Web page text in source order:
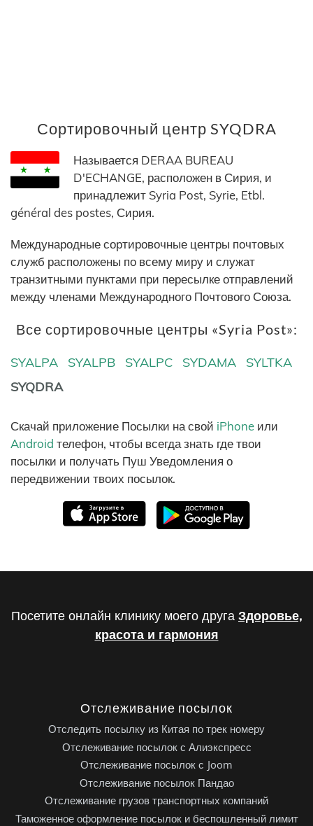
Сортировочный центр SYQDRA
Называется DERAA BUREAU
D'ECHANGE, расположен в Сирия, и
принадлежит Syria Post, Syrie, Etbl.
général des postes, Сирия.
Международные сортировочные центры почтовых
служб расположены по всему миру и служат
транзитными пунктами при пересылке отправлений
между членами Международного Почтового Союза.
Все сортировочные центры «Syria Post»:
SYALPA SYALPB SYALPC SYDAMA
SYLTKA
SYQDRA
Скачай приложение Посылки на свой iPhone или
Android телефон, чтобы всегда знать где твои
посылки и получать Пуш Уведомления о
передвижении твоих посылок.
Посетите онлайн клинику моего друга Здоровье,
красота и гармония
Отслеживание посылок
Отследить посылку из Китая по трек номеру
Отслеживание посылок с Алиэкспресс
Отслеживание посылок с Joom
Отслеживание посылок Пандао
Отслеживание грузов транспортных компаний
Таможенное оформление посылок и беспошленный лимит